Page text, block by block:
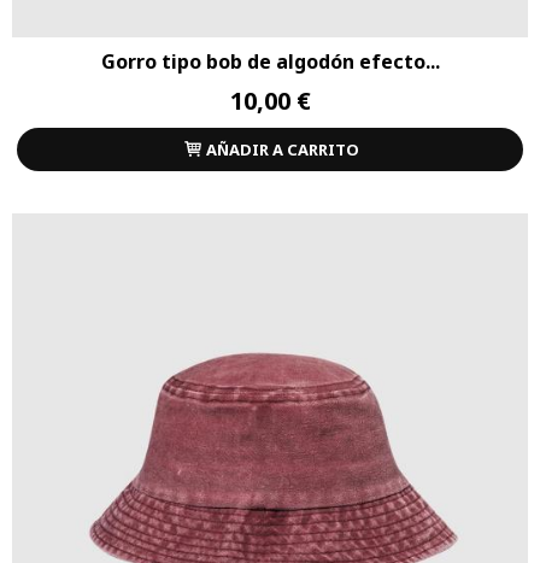
Gorro tipo bob de algodón efecto...
10,00 €
AÑADIR A CARRITO